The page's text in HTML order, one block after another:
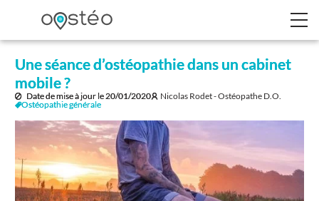
Une séance d’ostéopathie dans un cabinet
mobile ?
Date de mise à jour le20/01/2020
Nicolas Rodet - Ostéopathe D.O.
Ostéopathie générale